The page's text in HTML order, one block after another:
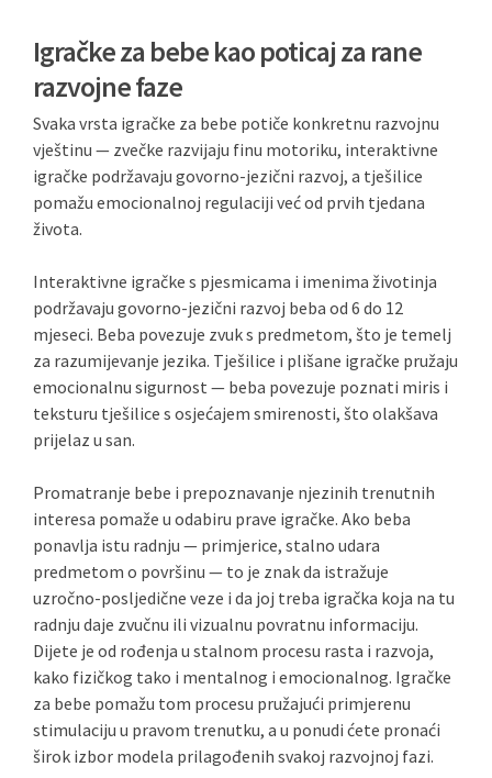
Igračke za bebe kao poticaj za rane
razvojne faze
Svaka vrsta igračke za bebe potiče konkretnu razvojnu
vještinu — zvečke razvijaju finu motoriku, interaktivne
igračke podržavaju govorno-jezični razvoj, a tješilice
pomažu emocionalnoj regulaciji već od prvih tjedana
života.
Interaktivne igračke s pjesmicama i imenima životinja
podržavaju govorno-jezični razvoj beba od 6 do 12
mjeseci. Beba povezuje zvuk s predmetom, što je temelj
za razumijevanje jezika. Tješilice i plišane igračke pružaju
emocionalnu sigurnost — beba povezuje poznati miris i
teksturu tješilice s osjećajem smirenosti, što olakšava
prijelaz u san.
Promatranje bebe i prepoznavanje njezinih trenutnih
interesa pomaže u odabiru prave igračke. Ako beba
ponavlja istu radnju — primjerice, stalno udara
predmetom o površinu — to je znak da istražuje
uzročno-posljedične veze i da joj treba igračka koja na tu
radnju daje zvučnu ili vizualnu povratnu informaciju.
Dijete je od rođenja u stalnom procesu rasta i razvoja,
kako fizičkog tako i mentalnog i emocionalnog. Igračke
za bebe pomažu tom procesu pružajući primjerenu
stimulaciju u pravom trenutku, a u ponudi ćete pronaći
širok izbor modela prilagođenih svakoj razvojnoj fazi.